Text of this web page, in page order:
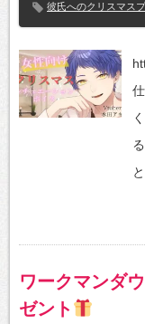
彼氏へのクリスマス
ワークマンダ
ゼント